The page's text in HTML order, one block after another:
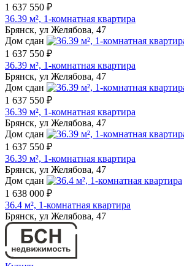
1 637 550 ₽
36.39 м², 1-комнатная квартира
Брянск, ул Желябова, 47
Дом сдан
1 637 550 ₽
36.39 м², 1-комнатная квартира
Брянск, ул Желябова, 47
Дом сдан
1 637 550 ₽
36.39 м², 1-комнатная квартира
Брянск, ул Желябова, 47
Дом сдан
1 637 550 ₽
36.39 м², 1-комнатная квартира
Брянск, ул Желябова, 47
Дом сдан
1 638 000 ₽
36.4 м², 1-комнатная квартира
Брянск, ул Желябова, 47